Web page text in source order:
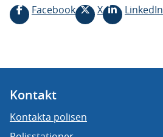
Facebook
X LinkedIn
Kontakt
Kontakta polisen